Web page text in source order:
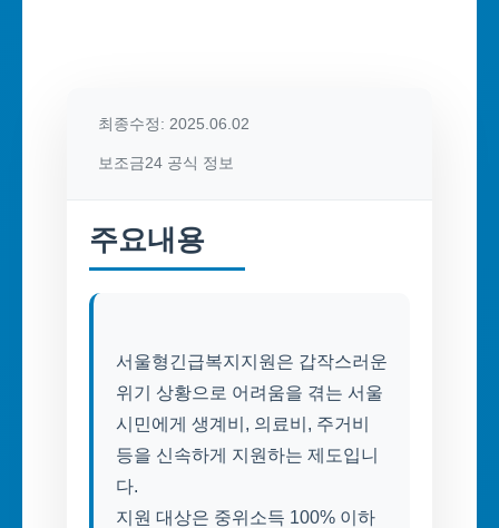
최종수정: 2025.06.02
보조금24 공식 정보
주요내용
서울형긴급복지지원은 갑작스러운
위기 상황으로 어려움을 겪는 서울
시민에게 생계비, 의료비, 주거비
등을 신속하게 지원하는 제도입니
다.
지원 대상은 중위소득 100% 이하